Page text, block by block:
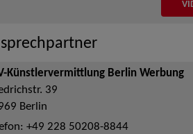
Künstlervermittlung Berlin Werbung
39
Berlin
+49 228 50208-8844